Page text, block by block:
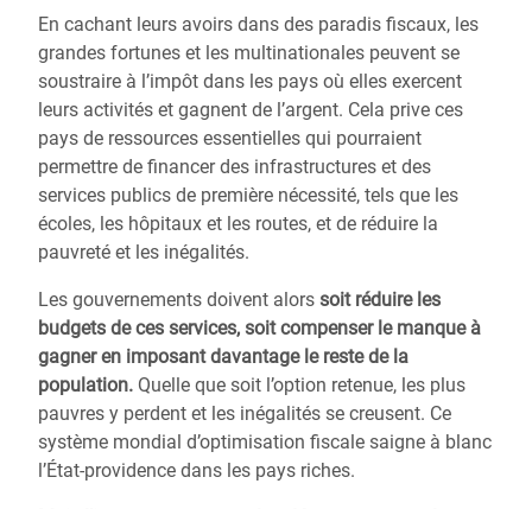
En cachant leurs avoirs dans des paradis fiscaux, les
grandes fortunes et les multinationales peuvent se
soustraire à l’impôt dans les pays où elles exercent
leurs activités et gagnent de l’argent. Cela prive ces
pays de ressources essentielles qui pourraient
permettre de financer des infrastructures et des
services publics de première nécessité, tels que les
écoles, les hôpitaux et les routes, et de réduire la
pauvreté et les inégalités.
Les gouvernements doivent alors soit réduire les
budgets de ces services, soit compenser le manque à
gagner en imposant davantage le reste de la
population. Quelle que soit l’option retenue, les plus
pauvres y perdent et les inégalités se creusent. Ce
système mondial d’optimisation fiscale saigne à blanc
l’État-providence dans les pays riches.